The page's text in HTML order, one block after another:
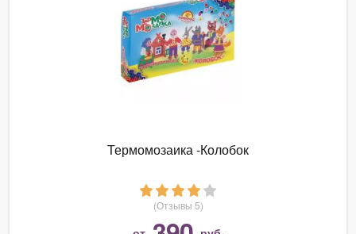
Термомозаика -Колобок
(Отзывы 5)